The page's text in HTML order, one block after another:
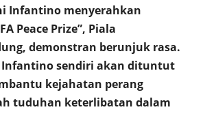
Infantino menyerahkan
Peace Prize”, Piala
demonstran berunjuk rasa.
Infantino sendiri akan dituntut
kejahatan perang
tuduhan keterlibatan dalam